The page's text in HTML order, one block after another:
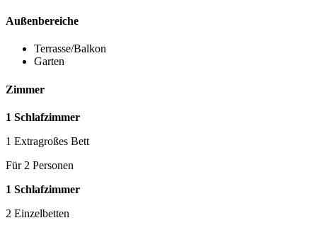
Außenbereiche
Terrasse/Balkon
Garten
Zimmer
1 Schlafzimmer
1 Extragroßes Bett
Für 2 Personen
1 Schlafzimmer
2 Einzelbetten